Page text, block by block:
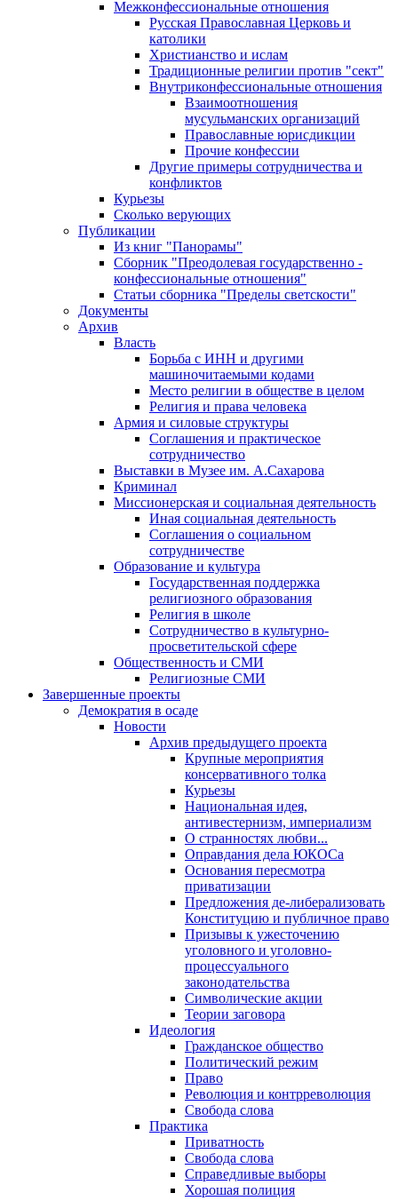
Межконфессиональные отношения
Русская Православная Церковь и
католики
Христианство и ислам
Традиционные религии против "сект"
Внутриконфессиональные отношения
Взаимоотношения
мусульманских организаций
Православные юрисдикции
Прочие конфессии
Другие примеры сотрудничества и
конфликтов
Курьезы
Сколько верующих
Публикации
Из книг "Панорамы"
Сборник "Преодолевая государственно -
конфессиональные отношения"
Статьи сборника "Пределы светскости"
Документы
Архив
Власть
Борьба с ИНН и другими
машиночитаемыми кодами
Место религии в обществе в целом
Религия и права человека
Армия и силовые структуры
Соглашения и практическое
сотрудничество
Выставки в Музее им. А.Сахарова
Криминал
Миссионерская и социальная деятельность
Иная социальная деятельность
Соглашения о социальном
сотрудничестве
Образование и культура
Государственная поддержка
религиозного образования
Религия в школе
Сотрудничество в культурно-
просветительской сфере
Общественность и СМИ
Религиозные СМИ
Завершенные проекты
Демократия в осаде
Новости
Архив предыдущего проекта
Крупные мероприятия
консервативного толка
Курьезы
Национальная идея,
антивестернизм, империализм
О странностях любви...
Оправдания дела ЮКОСа
Основания пересмотра
приватизации
Предложения де-либерализовать
Конституцию и публичное право
Призывы к ужесточению
уголовного и уголовно-
процессуального
законодательства
Символические акции
Теории заговора
Идеология
Гражданское общество
Политический режим
Право
Революция и контрреволюция
Свобода слова
Практика
Приватность
Свобода слова
Справедливые выборы
Хорошая полиция